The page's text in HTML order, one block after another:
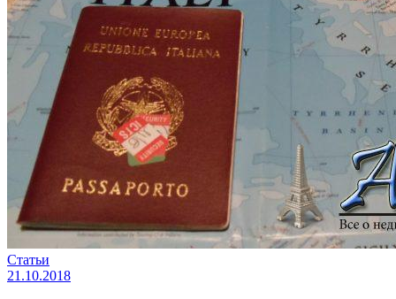
Статьи
21.10.2018